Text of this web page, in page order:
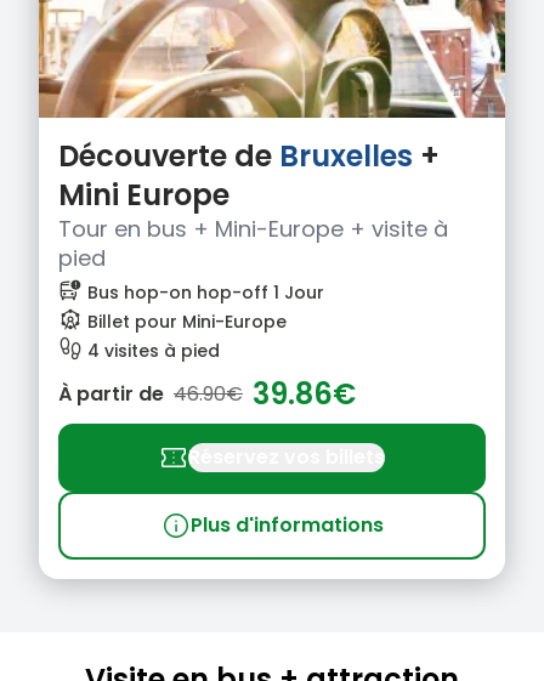
Découverte de Bruxelles +
Mini Europe
Tour en bus + Mini-Europe + visite à
pied
bus_alert Bus hop-on hop-off 1 Jour
attractions Billet pour Mini-Europe
footprint 4 visites à pied
À partir de 46.90€ 39.86€
confirmation_numberRéservez vos billets
infoPlus d'informations